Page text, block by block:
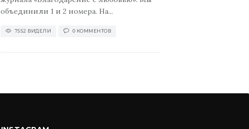
объединили 1 и 2 номера. На...
7552 ВИДЕЛИ 0 КОММЕНТОВ